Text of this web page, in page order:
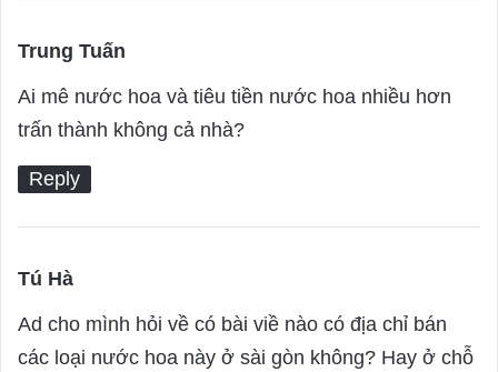
Trung Tuấn
a
y
Ai mê nước hoa và tiêu tiền nước hoa nhiều hơn
trấn thành không cả nhà?
Reply
Tú Hà
y
Ad cho mình hỏi về có bài viề nào có địa chỉ bán
các loại nước hoa này ở sài gòn không? Hay ở chỗ